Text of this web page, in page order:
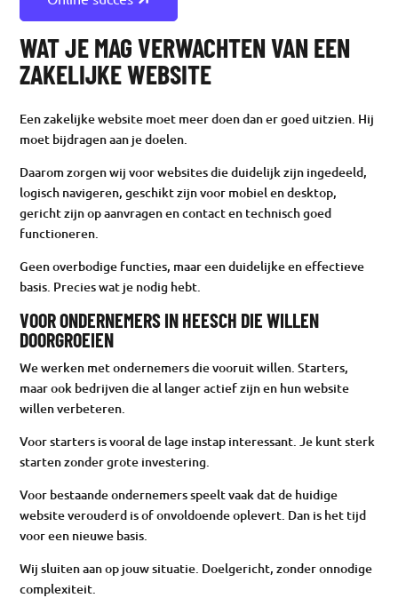
WAT JE MAG VERWACHTEN VAN EEN
ZAKELIJKE WEBSITE
Een zakelijke website moet meer doen dan er goed uitzien. Hij
moet bijdragen aan je doelen.
Daarom zorgen wij voor websites die duidelijk zijn ingedeeld,
logisch navigeren, geschikt zijn voor mobiel en desktop,
gericht zijn op aanvragen en contact en technisch goed
functioneren.
Geen overbodige functies, maar een duidelijke en effectieve
basis. Precies wat je nodig hebt.
VOOR ONDERNEMERS IN HEESCH DIE WILLEN
DOORGROEIEN
We werken met ondernemers die vooruit willen. Starters,
maar ook bedrijven die al langer actief zijn en hun website
willen verbeteren.
Voor starters is vooral de lage instap interessant. Je kunt sterk
starten zonder grote investering.
Voor bestaande ondernemers speelt vaak dat de huidige
website verouderd is of onvoldoende oplevert. Dan is het tijd
voor een nieuwe basis.
Wij sluiten aan op jouw situatie. Doelgericht, zonder onnodige
complexiteit.